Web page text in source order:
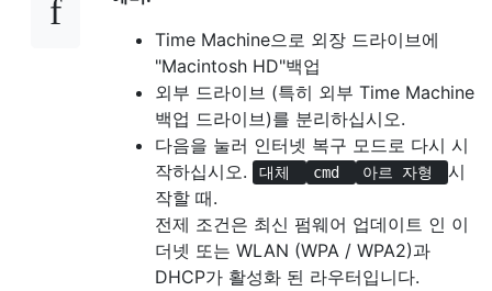
Time Machine으로 외장 드라이브에
"Macintosh HD"백업
외부 드라이브 (특히 외부 Time Machine
백업 드라이브)를 분리하십시오.
다음을 눌러 인터넷 복구 모드로 다시 시
작하십시오.
대체 cmd 아르 자형
시
작할 때.
전제 조건은 최신 펌웨어 업데이트 인 이
더넷 또는 WLAN (WPA / WPA2)과
DHCP가 활성화 된 라우터입니다.